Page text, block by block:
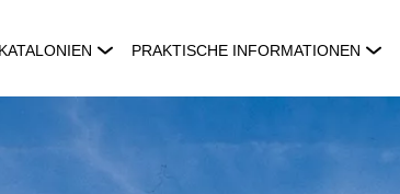
PRAKTISCHE INFORMATIONEN